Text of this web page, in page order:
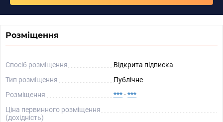
Розміщення
Спосіб розміщення
Відкрита підписка
Тип розміщення
Публічне
Розміщення
***-***
Ціна первинного розміщення
(дохідність)